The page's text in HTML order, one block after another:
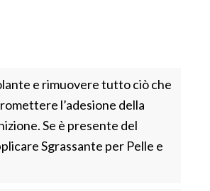
e rimuovere tutto ciò che
l’adesione della
Se è presente del
Sgrassante per Pelle e